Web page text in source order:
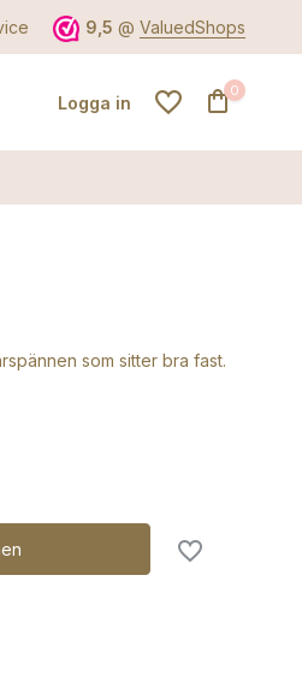
9,5 @ ValuedShops
Logga in
0
som sitter bra fast.